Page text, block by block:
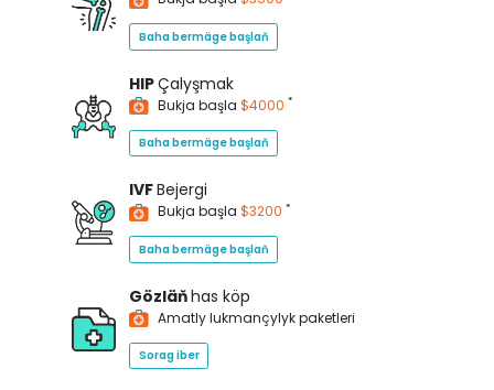
Baha bermäge başlaň
HIPÇalyşmak
Bukja başla $4000 *
Baha bermäge başlaň
IVFBejergi
Bukja başla $3200 *
Baha bermäge başlaň
Gözläňhas köp
Amatly lukmançylyk paketleri
Sorag iber